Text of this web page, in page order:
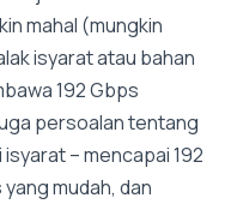
mahal (mungkin
isyarat atau bahan
192 Gbps
persoalan tentang
– mencapai 192
mudah, dan